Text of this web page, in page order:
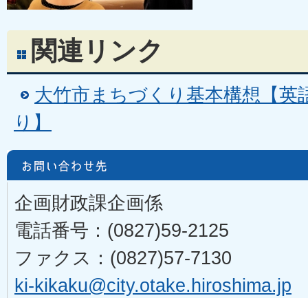
関連リンク
大竹市まちづくり基本構想【英
り】
企画財政課企画係
電話番号：(0827)59-2125
ファクス：(0827)57-7130
ki-kikaku@city.otake.hiroshima.jp